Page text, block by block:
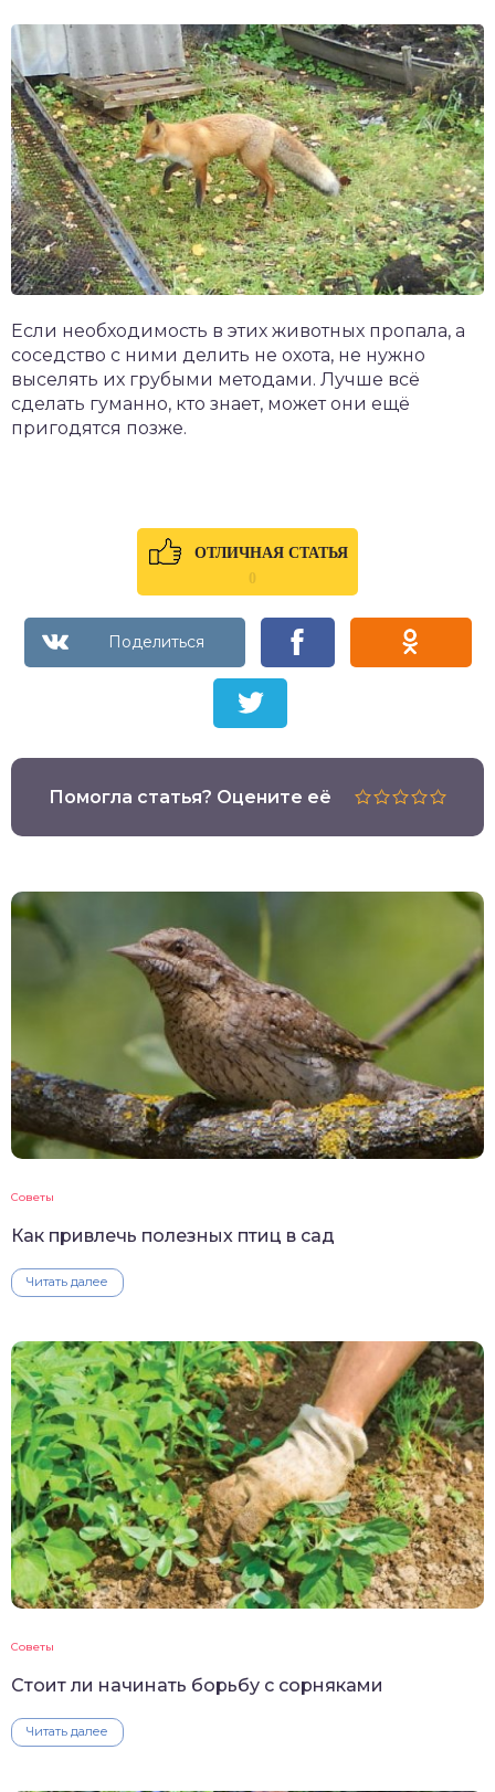
Если необходимость в этих животных пропала, а
соседство с ними делить не охота, не нужно
выселять их грубыми методами. Лучше всё
сделать гуманно, кто знает, может они ещё
пригодятся позже.
ОТЛИЧНАЯ СТАТЬЯ
0
Помогла статья? Оцените её
Советы
Как привлечь полезных птиц в сад
Читать далее
Советы
Стоит ли начинать борьбу с сорняками
Читать далее